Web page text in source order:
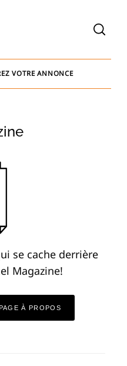
VOTRE ANNONCE
se cache derrière
Magazine!
À PROPOS